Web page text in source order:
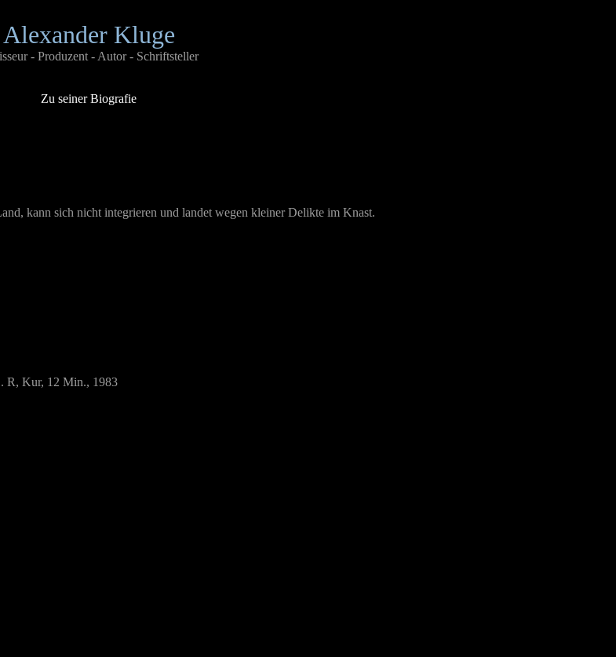
Alexander Kluge
- Produzent - Autor- Schriftsteller
Zu seiner Biografie
kann sich nicht integrieren und landet wegen kleiner Delikte im Knast.
R, Kur, 12 Min., 1983